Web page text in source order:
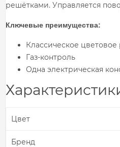
решётками. Управляется
Ключевые преимущества:
Классическое
Газ-контроль
Одна электрическая
Цвет
Бренд